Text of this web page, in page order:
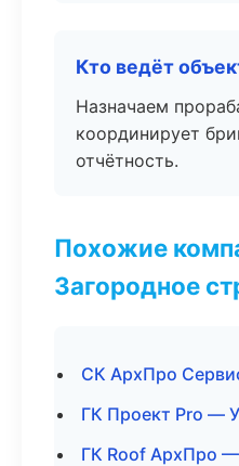
Кто ведёт
Назначаем
координирует
отчётность.
Похожие
Загородное
СК АрхПро
ГК Проект Pro —
ГК Roof АрхПро